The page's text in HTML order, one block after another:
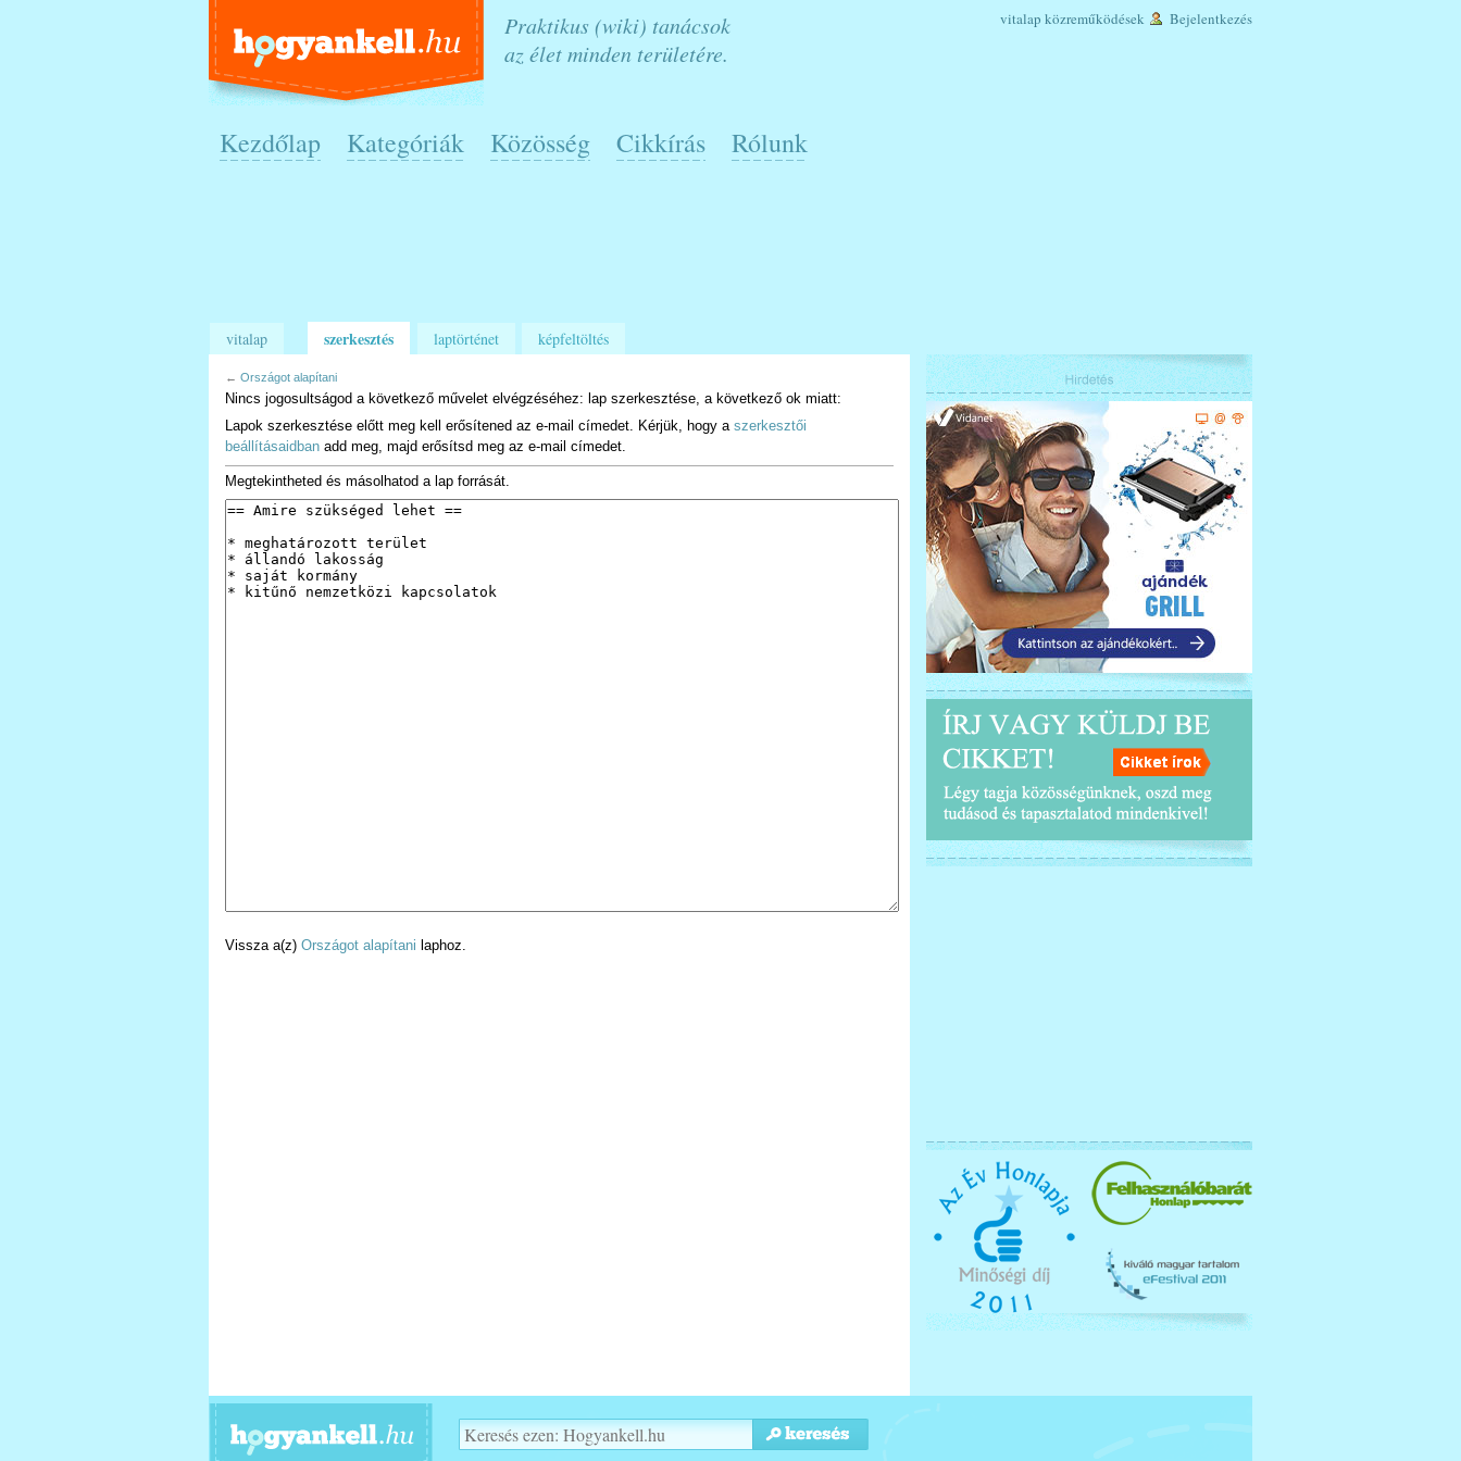
Praktikus (wiki) tanácsok
az élet minden területére.
vitalap közreműködések Bejelentkezés
Kezdőlap Kategóriák Közösség Cikkírás Rólunk
vitalap szerkesztés laptörténet képfeltöltés
← Országot alapítani
Nincs jogosultságod a következő művelet elvégzéséhez: lap szerkesztése, a következő ok miatt:
Lapok szerkesztése előtt meg kell erősítened az e-mail címedet. Kérjük, hogy a szerkesztői
beállításaidban add meg, majd erősítsd meg az e-mail címedet.
Megtekintheted és másolhatod a lap forrását.
Vissza a(z) Országot alapítani laphoz.